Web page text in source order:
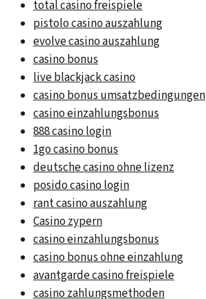
total casino freispiele
pistolo casino auszahlung
evolve casino auszahlung
casino bonus
live blackjack casino
casino bonus umsatzbedingungen
casino einzahlungsbonus
888 casino login
1go casino bonus
deutsche casino ohne lizenz
posido casino login
rant casino auszahlung
Casino zypern
casino einzahlungsbonus
casino bonus ohne einzahlung
avantgarde casino freispiele
casino zahlungsmethoden